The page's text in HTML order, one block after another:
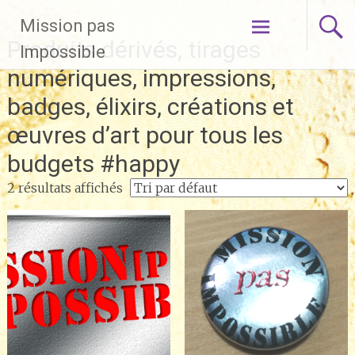
contenu
principal
Mission pas
Impossible
Produits dérivés, tirages
numériques, impressions,
badges, élixirs, créations et
œuvres d’art pour tous les
budgets #happy
2 résultats affichés